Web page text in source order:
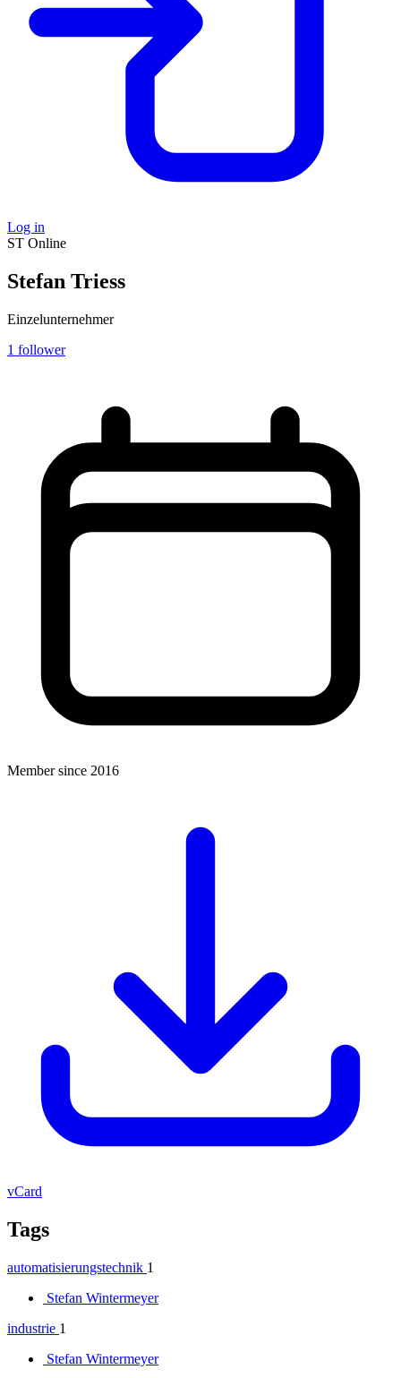
Log in
ST Online
Stefan Triess
Einzelunternehmer
1 follower
Member since 2016
vCard
Tags
automatisierungstechnik 1
Stefan Wintermeyer
industrie 1
Stefan Wintermeyer